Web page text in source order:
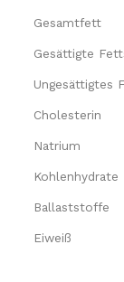
Gesamtfett
Gesättigte
Ungesättigtes
Cholesterin
Natrium
Kohlenhydrate
Ballaststoffe
Eiweiß